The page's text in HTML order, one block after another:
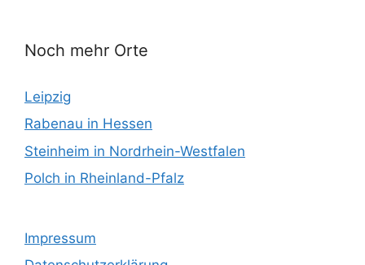
Noch mehr Orte
Leipzig
Rabenau in Hessen
Steinheim in Nordrhein-Westfalen
Polch in Rheinland-Pfalz
Impressum